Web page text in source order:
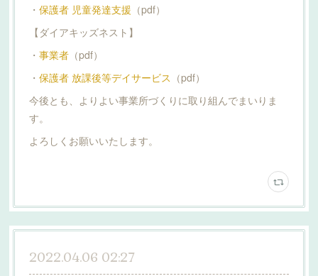
・ 保護者 児童発達支援 （pdf）
【ダイアキッズネスト】
・ 事業者（pdf）
・ 保護者 放課後等デイサービス （pdf）
今後とも、よりよい事業所づくりに取り組んでまいりま
す。
よろしくお願いいたします。
2022.04.06 02:27